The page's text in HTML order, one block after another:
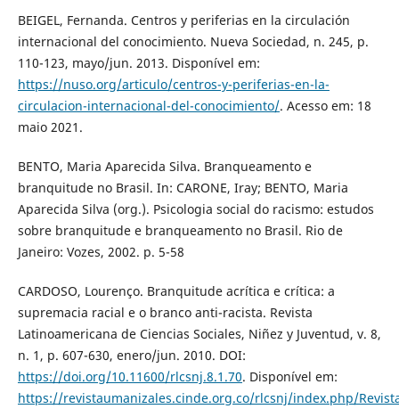
BEIGEL, Fernanda. Centros y periferias en la circulación
internacional del conocimiento. Nueva Sociedad, n. 245, p.
110-123, mayo/jun. 2013. Disponível em:
https://nuso.org/articulo/centros-y-periferias-en-la-
circulacion-internacional-del-conocimiento/. Acesso em: 18
maio 2021.
BENTO, Maria Aparecida Silva. Branqueamento e
branquitude no Brasil. In: CARONE, Iray; BENTO, Maria
Aparecida Silva (org.). Psicologia social do racismo: estudos
sobre branquitude e branqueamento no Brasil. Rio de
Janeiro: Vozes, 2002. p. 5-58
CARDOSO, Lourenço. Branquitude acrítica e crítica: a
supremacia racial e o branco anti-racista. Revista
Latinoamericana de Ciencias Sociales, Niñez y Juventud, v. 8,
n. 1, p. 607-630, enero/jun. 2010. DOI:
https://doi.org/10.11600/rlcsnj.8.1.70. Disponível em:
https://revistaumanizales.cinde.org.co/rlcsnj/index.php/